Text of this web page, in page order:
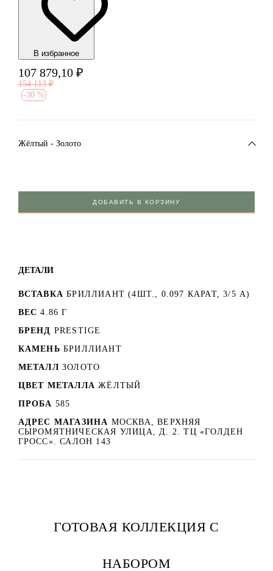
В избранноe
107 879,10 ₽
154 113 ₽
-30 %
Жёлтый - Золото
ДОБАВИТЬ В КОРЗИНУ
ДЕТАЛИ
ВСТАВКА БРИЛЛИАНТ (4ШТ., 0.097 КАРАТ, 3/5 А)
ВЕС 4.86 Г
БРЕНД PRESTIGE
КАМЕНЬ БРИЛЛИАНТ
МЕТАЛЛ ЗОЛОТО
ЦВЕТ МЕТАЛЛА ЖЁЛТЫЙ
ПРОБА 585
АДРЕС МАГАЗИНА МОСКВА, ВЕРХНЯЯ
СЫРОМЯТНИЧЕСКАЯ УЛИЦА, Д. 2. ТЦ «ГОЛДЕН
ГРОСС». САЛОН 143
ГОТОВАЯ КОЛЛЕКЦИЯ С
НАБОРОМ